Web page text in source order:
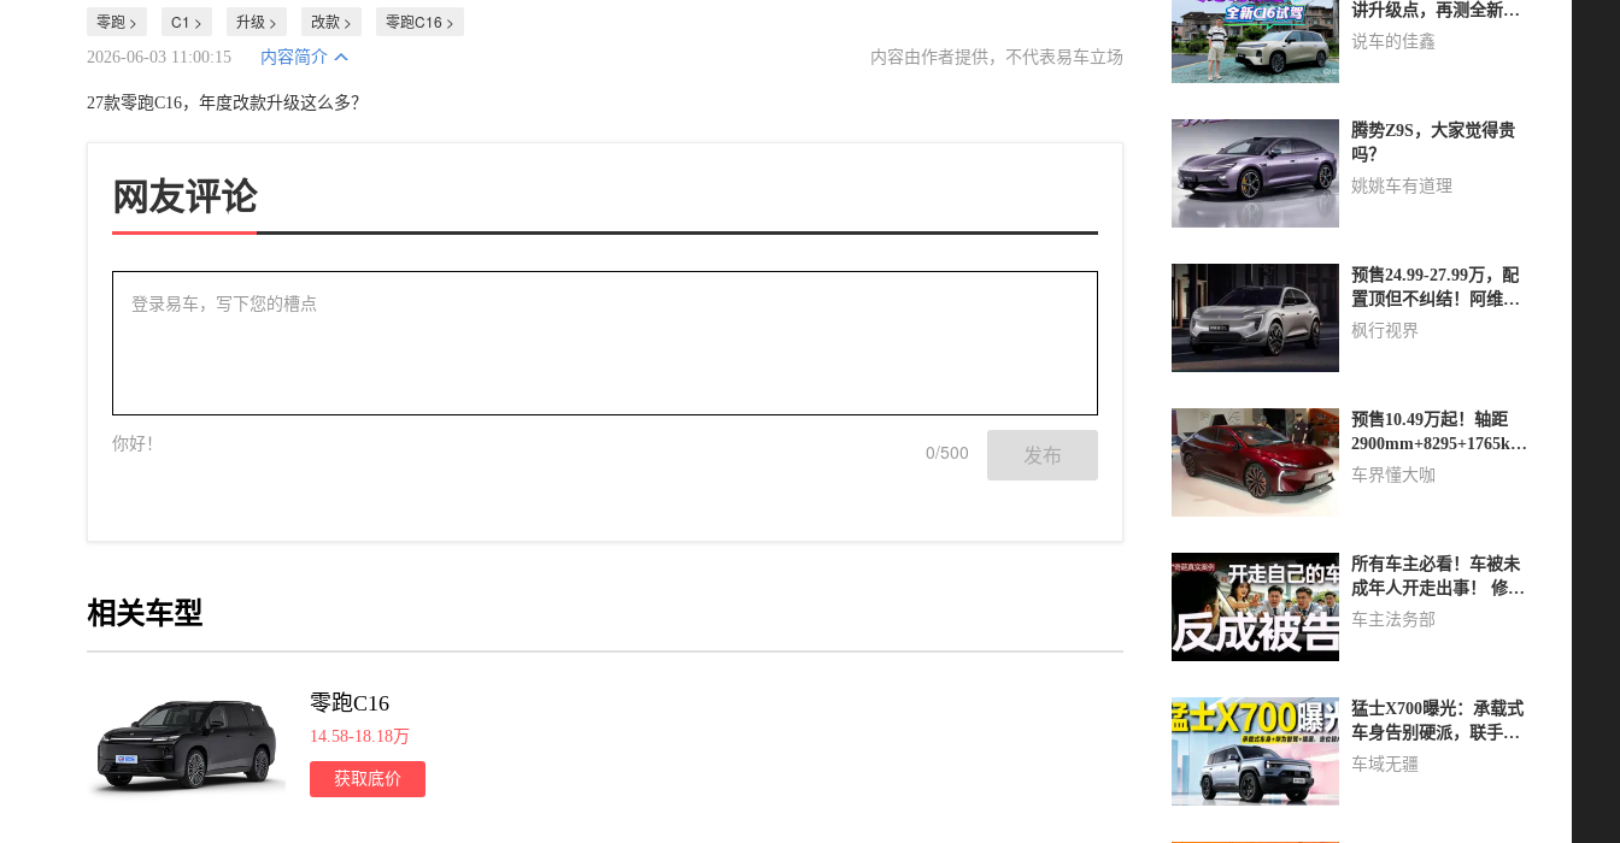
零跑 > C1 > 升级 > 改款 > 零跑C16 >
2026-06-03 11:00:15 内容简介 内容由作者提供，不代表易车立场
27款零跑C16，年度改款升级这么多？
网友评论
登录易车，写下您的槽点
你好！ 发布
0/500
相关车型
零跑C16
14.58-18.18万
获取底价
讲升级点，再测全新
C16辅助驾驶表现
说车的佳鑫
腾势Z9S，大家觉得贵
吗？
姚姚车有道理
预售24.99-27.99万，配
置顶但不纠结！阿维塔
07L负责悦全家！
枫行视界
预售10.49万起！轴距
2900mm+8295+1765km
续航，喜欢吗？
车界懂大咖
所有车主必看！车被未
成年人开走出事！ 修好
后保险拒赔？4S店扣
车主法务部
猛士X700曝光：承载式
车身告别硬派，联手华
为抢滩轻户外市场
车域无疆